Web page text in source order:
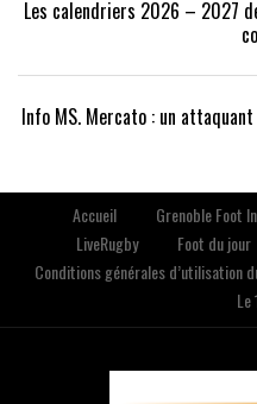
Les calendriers 2026 – 2027
Info MS. Mercato : un
Accueil Grenoble Foot
LiveRugby
Foot du jour
Conditions générales d’utilisation
Le